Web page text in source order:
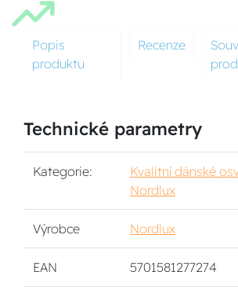
Popis
produktu
Recenze
Technické parametry
Kategorie:
Kvalitní dánské
Nordlux
Výrobce Nordlux
EAN 5701581277274